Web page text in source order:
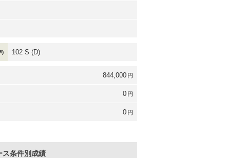
) 102 S (D)
844,000 円
0 円
0 円
ス条件別成績